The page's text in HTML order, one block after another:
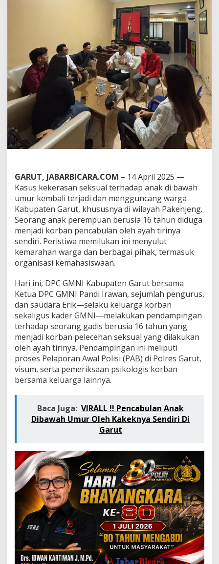
a
m
p
i
n
K
o
b
a
n
l
e
c
e
h
a
n
S
k
s
a
l
D
e
s
a
k
K
e
a
d
a
n
H
u
d
a
n
S
o
s
GARUT, JABARBICARA.COM – 14 April 2025 —
Kasus kekerasan seksual terhadap anak di bawah
umur kembali terjadi dan mengguncang warga
Kabupaten Garut, khususnya di wilayah Pakenjeng.
Seorang anak perempuan berusia 16 tahun diduga
menjadi korban pencabulan oleh ayah tirinya
sendiri. Peristiwa memilukan ini menyulut
kemarahan warga dan berbagai pihak, termasuk
organisasi kemahasiswaan.
Hari ini, DPC GMNI Kabupaten Garut bersama
Ketua DPC GMNI Pandi Irawan, sejumlah pengurus,
dan saudara Erik—selaku keluarga korban
sekaligus kader GMNI—melakukan pendampingan
terhadap seorang gadis berusia 16 tahun yang
menjadi korban pelecehan seksual yang dilakukan
oleh ayah tirinya. Pendampingan ini meliputi
proses Pelaporan Awal Polisi (PAB) di Polres Garut,
visum, serta pemeriksaan psikologis korban
bersama keluarga lainnya.
Baca Juga: VIRALL !! Pencabulan Anak
Dibawah Umur Oleh Kakeknya Sendiri Di
Garut